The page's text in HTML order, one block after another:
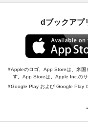
dブックアプ
Appleのロゴ、App Storeは、米国
す。App Storeは、Apple Inc.のサ
Google Play および Google Play